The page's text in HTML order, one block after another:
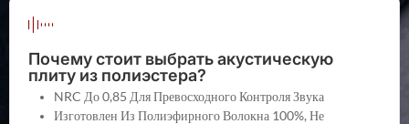
Почему стоит выбрать акустическую
плиту из полиэстера?
NRC До 0,85 Для Превосходного Контроля Звука
Изготовлен Из Полиэфирного Волокна 100%, Не